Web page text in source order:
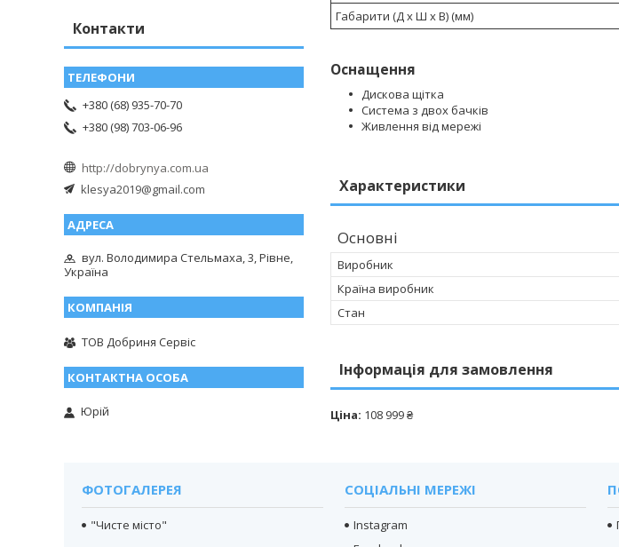
Габарити (Д х Ш х В) (мм)
Оснащення
Дискова щітка
Система з двох бачків
Живлення від мережі
Характеристики
Основні
Виробник
Країна виробник
Стан
Інформація для замовлення
Ціна: 108 999 ₴
Контакти
+380 (68) 935-70-70
+380 (98) 703-06-96
http://dobrynya.com.ua
klesya2019@gmail.com
вул. Володимира Стельмаха, 3, Рівне,
Україна
ТОВ Добриня Сервіс
Юрій
ФОТОГАЛЕРЕЯ
"Чисте місто"
СОЦІАЛЬНІ МЕРЕЖІ
Instagram